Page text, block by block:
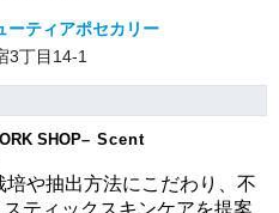
ーティアポセカリー
3丁目14-1
SHOP– Scent
培や抽出方法にこだわり、不
ティックスキンケアを提案